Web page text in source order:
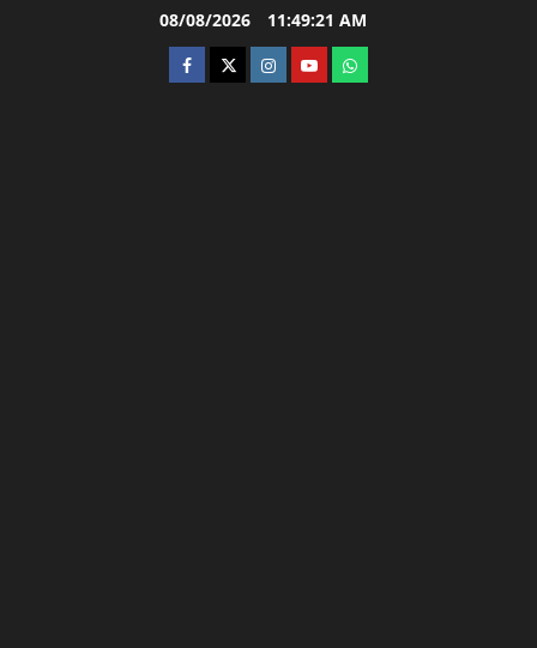
08/08/2026 11:49:22 AM
facebooktwitterinstagram.com
youtubewhatsapp